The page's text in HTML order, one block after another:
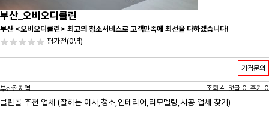
부산_오비오디클린
부산 <오비오디클린> 최고의 청소서비스로 고객만족에 최선을 다하겠습니다!
평가전(0명)
가격문의
부산전지역 조회 4 댓글 0 후기 0
클린콜 추천 업체 (잘하는 이사, 청소 ,인테리어,리모델링,시공 업체 찾기)